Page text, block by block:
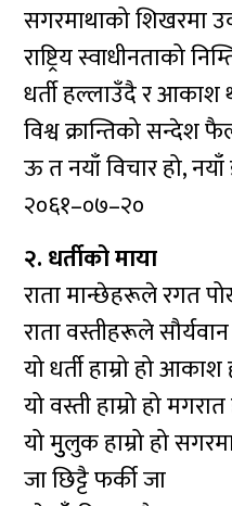
सगरमाथाको शिखरमा
राष्ट्रिय स्वाधीनताको
धर्ती हल्लाउँदै र आकाश
विश्व क्रान्तिको सन्देश
ऊ त नयाँ विचार हो, नयाँ
२०६१–०७–२०
२. धर्तीको माया
राता मान्छेहरूले रगत
राता वस्तीहरूले
यो धर्ती हाम्रो हो आकाश
यो वस्ती हाम्रो हो मगरात
यो मुुलुक हाम्रो हो
जा छिट्टै फर्की जा